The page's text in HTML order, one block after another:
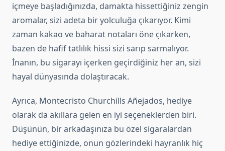
içmeye başladığınızda, damakta hissettiğiniz zengin
aromalar, sizi adeta bir yolculuğa çıkarıyor. Kimi
zaman kakao ve baharat notaları öne çıkarken,
bazen de hafif tatlılık hissi sizi sarıp sarmalıyor.
İnanın, bu sigarayı içerken geçirdiğiniz her an, sizi
hayal dünyasında dolaştıracak.
Ayrıca, Montecristo Churchills Añejados, hediye
olarak da akıllara gelen en iyi seçeneklerden biri.
Düşünün, bir arkadaşınıza bu özel sigaralardan
hediye ettiğinizde, onun gözlerindeki hayranlık hiç